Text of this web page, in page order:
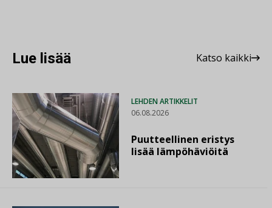
Lue lisää Katso kaikki
LEHDEN ARTIKKELIT
06.08.2026
Puutteellinen eristys
lisää lämpöhäviöitä